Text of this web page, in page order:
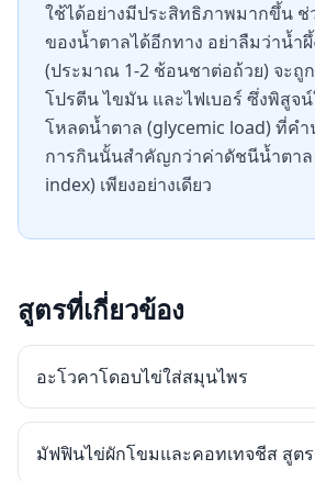
ใช้ได้อย่างมีประสิทธิภาพมากขึ้น ช่
ของน้ำตาลได้อีกทาง อย่าลืมว่าน้ำ
(ประมาณ 1-2 ช้อนชาต่อถ้วย) จะถู
โปรตีน ไขมัน และไฟเบอร์ ซึ่งพิสูจ
โหลดน้ำตาล (glycemic load) ที่ค
การกินนั้นสำคัญกว่าค่าดัชนีน้ำตาล
index) เพียงอย่างเดียว
สูตรที่เกี่ยวข้อง
อะโวคาโดอบไข่ใส่สมุนไพร
มัฟฟินไข่ผักโขมและคอทเทจชีส สูต